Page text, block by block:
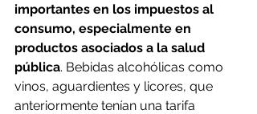
importantes en los impuestos al
consumo, especialmente en
productos asociados a la salud
pública. Bebidas alcohólicas como
vinos, aguardientes y licores, que
anteriormente tenían una tarifa